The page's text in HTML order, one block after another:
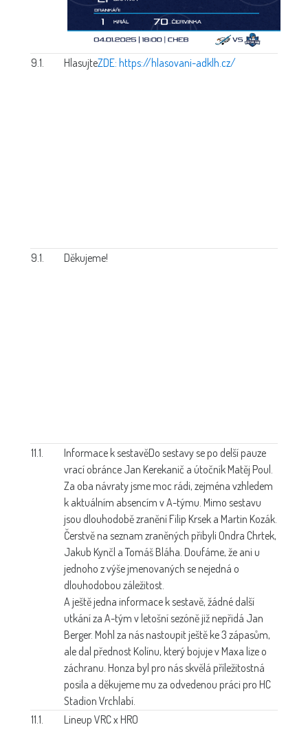
9.1. HlasujteZDE: https://hlasovani-adklh.cz/
9.1. Děkujeme!
11.1. Informace k sestavěDo sestavy se po delší pauze
vrací obránce Jan Kerekanič a útočník Matěj Poul.
Za oba návraty jsme moc rádi, zejména vzhledem
k aktuálním absencím v A-týmu. Mimo sestavu
jsou dlouhodobě zranění Filip Krsek a Martin Kozák.
Čerstvě na seznam zraněných přibyli Ondra Chrtek,
Jakub Kynčl a Tomáš Bláha. Doufáme, že ani u
jednoho z výše jmenovaných se nejedná o
dlouhodobou záležitost.
A ještě jedna informace k sestavě, žádné další
utkání za A-tým v letošní sezóně již nepřidá Jan
Berger. Mohl za nás nastoupit ještě ke 3 zápasům,
ale dal přednost Kolínu, který bojuje v Maxa lize o
záchranu. Honza byl pro nás skvělá příležitostná
posila a děkujeme mu za odvedenou práci pro HC
Stadion Vrchlabí.
11.1.
Lineup VRC x HRO